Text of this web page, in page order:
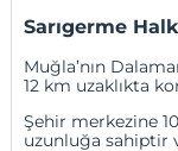
Sarıgerme
Muğla’nın
12 km uzaklıkta
Şehir merkezine
uzunluğa sahiptir